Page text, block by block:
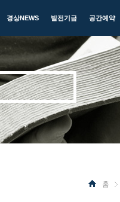
경상NEWS 발전기금 공간예약
홈